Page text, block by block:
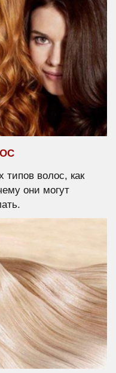
волос, как
они могут